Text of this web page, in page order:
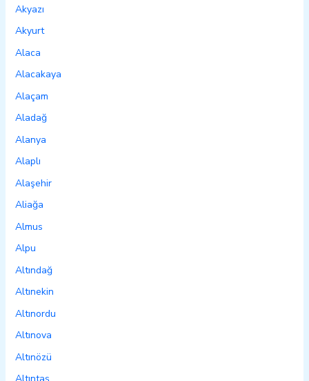
Akyazı
Akyurt
Alaca
Alacakaya
Alaçam
Aladağ
Alanya
Alaplı
Alaşehir
Aliağa
Almus
Alpu
Altındağ
Altınekin
Altınordu
Altınova
Altınözü